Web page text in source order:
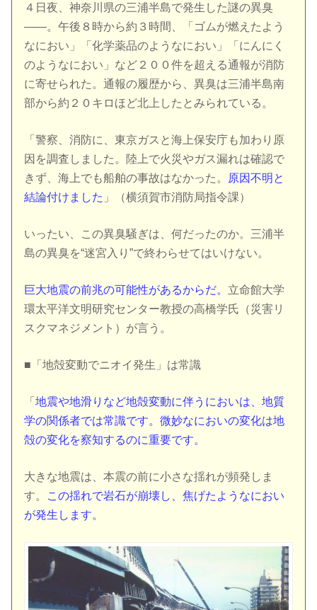
４日夜、神奈川県の三浦半島で発生した謎の異臭
――。午後８時から約３時間、「ゴムが燃えたよう
なにおい」「化学薬品のようなにおい」「にんにく
のようなにおい」など２００件を超える通報が消防
に寄せられた。通報の履歴から、異臭は三浦半島南
部から約２０キロほど北上したとみられている。
「警察、消防に、東京ガスと海上保安庁も加わり原
因を調査しました。陸上で火災やガス漏れは確認で
きず、海上でも船舶の事故はなかった。
原因不明と
結論付けました 」（横須賀市消防局指令課）
いったい、この異臭騒ぎは、何だったのか。三浦半
島の異臭を“迷宮入り”で終わらせてはいけない。
巨大地震の前兆の可能性があるからだ。 立命館大学
環太平洋文明研究センター教授の高橋学氏（災害リ
スクマネジメント）が言う。
■「地殻変動でニオイ発生」は常識
「地震や地滑りなど地殻変動に伴うにおいは、地質
学の関係者では常識です。微妙なにおいの変化は地
殻の変化を察知するのに重要です。
大きな地震は、本震の前に小さな揺れが頻発しま
す。
この揺れで岩石が崩壊し、焦げたようなにおい
が発生します。